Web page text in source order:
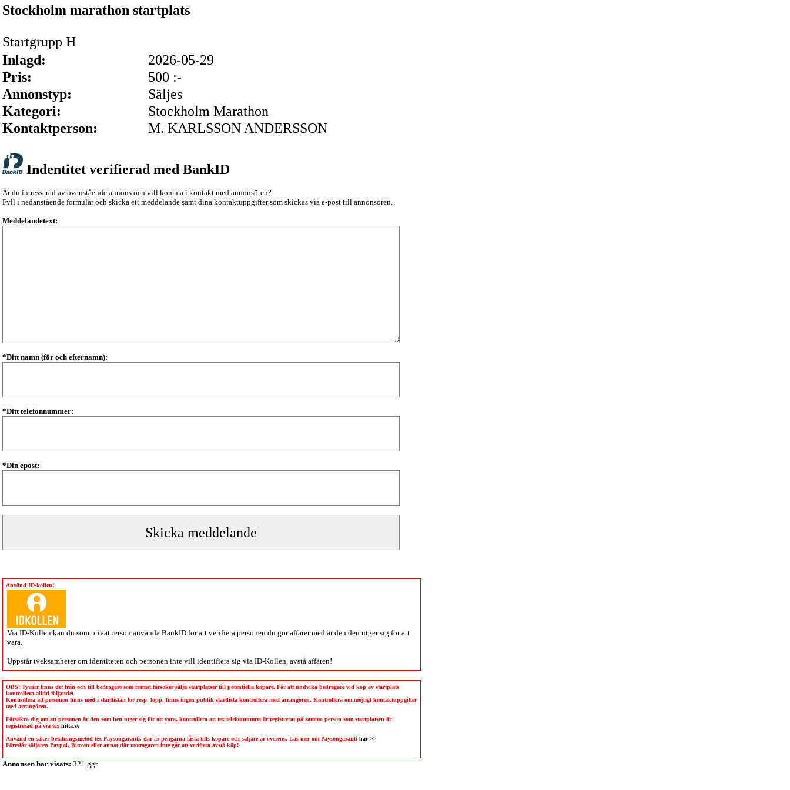
Stockholm marathon startplats
Startgrupp H
Inlagd:
2026-05-29
Pris:
500 :-
Annonstyp:
Säljes
Kategori:
Stockholm Marathon
Kontaktperson:
M. KARLSSON ANDERSSON
Indentitet verifierad med BankID
Är du intresserad av ovanstående annons och vill komma i kontakt med annonsören?
Fyll i nedanstående formulär och skicka ett meddelande samt dina kontaktuppgifter som skickas via e-post till annonsören.
Meddelandetext:
*Ditt namn (för och efternamn):
*Ditt telefonnummer:
*Din epost:
Använd ID-kollen!
Via ID-Kollen kan du som privatperson använda BankID för att verifiera personen du gör affärer med är den den utger sig för att
vara.
Uppstår tveksamheter om identiteten och personen inte vill identifiera sig via ID-Kollen , avstå affären!
OBS! Tyvärr finns det från och till bedragare som främst försöker sälja startplatser till potentiella köpare. För att undvika bedragare vid köp av startplats
kontrollera alltid följande:
Kontrollera att personen finns med i startlistan för resp. lopp, finns ingen publik startlista kontrollera med arrangören. Kontrollera om möjligt kontaktuppgifter
med arrangören.
Försäkra dig om att personen är den som hen utger sig för att vara, kontrollera att tex telefonnumret är registrerat på samma person som startplatsen är
registrerad på via tex hitta.se
Använd en säker betalningsmetod tex Paysongaranti, där är pengarna låsta tills köpare och säljare är överens. Läs mer om Paysongaranti här >>
Föreslår säljaren Paypal, Bitcoin eller annat där mottagaren inte går att verifiera avstå köp!
Annonsen har visats: 321 ggr